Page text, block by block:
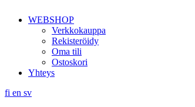
WEBSHOP
Verkkokauppa
Rekisteröidy
Oma tili
Ostoskori
Yhteys
fi en sv